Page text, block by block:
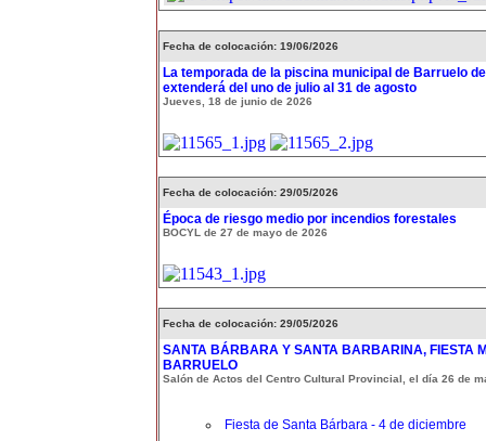
Fecha de colocación: 19/06/2026
La temporada de la piscina municipal de Barruelo
extenderá del uno de julio al 31 de agosto
Jueves, 18 de junio de 2026
Fecha de colocación: 29/05/2026
Época de riesgo medio por incendios forestales
BOCYL de 27 de mayo de 2026
Fecha de colocación: 29/05/2026
SANTA BÁRBARA Y SANTA BARBARINA, FIESTA
BARRUELO
Salón de Actos del Centro Cultural Provincial, el día 26 de
Fiesta de Santa Bárbara - 4 de diciembre